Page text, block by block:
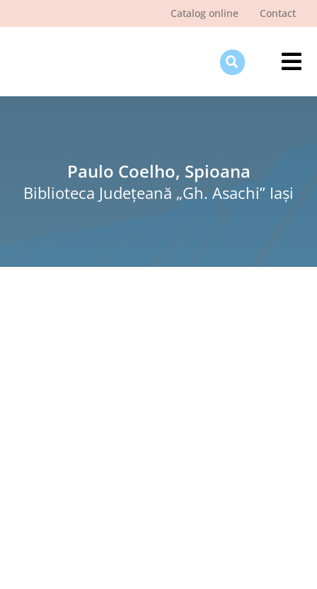
Catalog online Contact
Paulo Coelho, Spioana
Biblioteca Judeţeană „Gh. Asachi” Iaşi